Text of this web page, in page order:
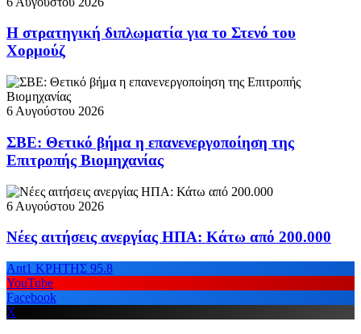
Η στρατηγική διπλωματία για το Στενό του
Χορμούζ
6 Αυγούστου 2026
ΣΒΕ: Θετικό βήμα η επανενεργοποίηση της
Επιτροπής Βιομηχανίας
6 Αυγούστου 2026
Νέες αιτήσεις ανεργίας ΗΠΑ: Κάτω από 200.000
Ant1 ΚΡΗΤΗΣ 95.8
YouTube
Facebook
X